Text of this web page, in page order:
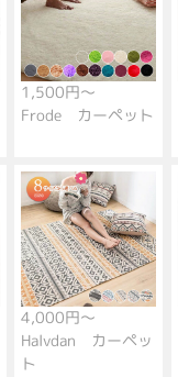
1,500円～
Frode カーペット
4,000円～
Halvdan カーペッ
ト